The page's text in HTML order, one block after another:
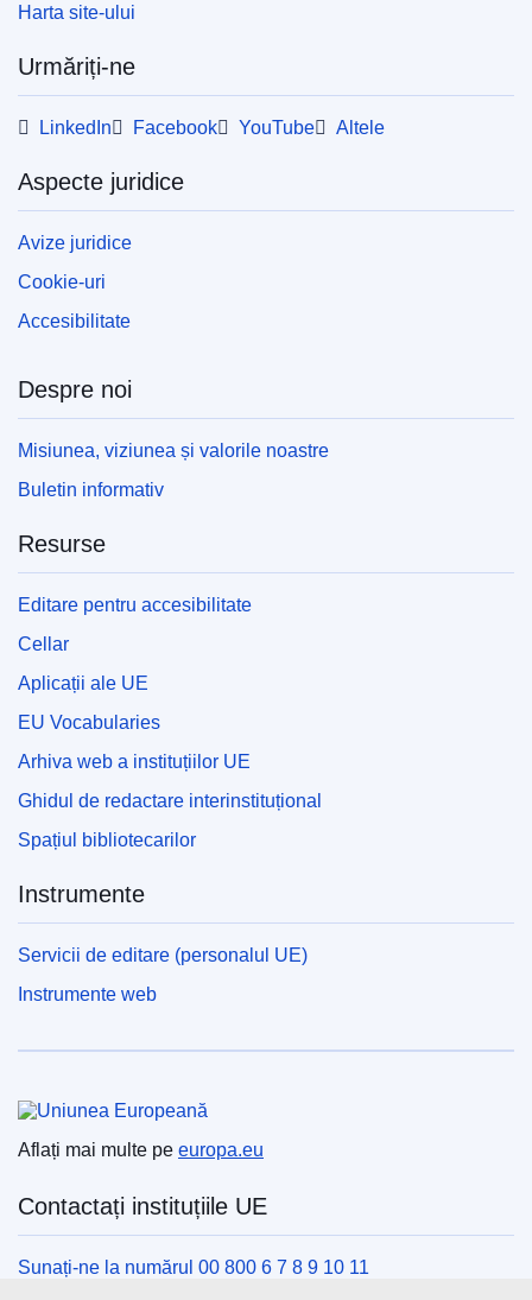
Harta site-ului
Urmăriți-ne
LinkedIn Facebook YouTube Altele
Aspecte juridice
Avize juridice
Cookie-uri
Accesibilitate
Despre noi
Misiunea, viziunea și valorile noastre
Buletin informativ
Resurse
Editare pentru accesibilitate
Cellar
Aplicații ale UE
EU Vocabularies
Arhiva web a instituțiilor UE
Ghidul de redactare interinstituțional
Spațiul bibliotecarilor
Instrumente
Servicii de editare (personalul UE)
Instrumente web
Aflați mai multe pe europa.eu
Contactați instituțiile UE
Sunați-ne la numărul 00 800 6 7 8 9 10 11